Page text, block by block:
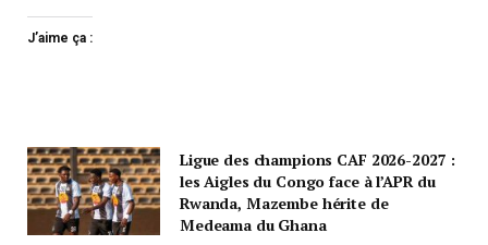
J’aime ça :
Ligue des champions CAF 2026-2027 :
les Aigles du Congo face à l’APR du
Rwanda, Mazembe hérite de
Medeama du Ghana